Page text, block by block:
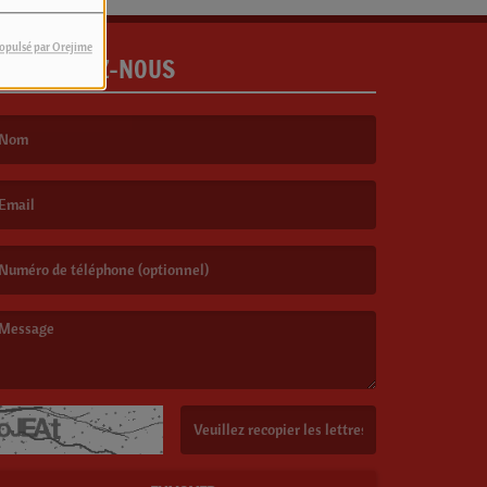
par Orejime
CONTACTEZ-NOUS